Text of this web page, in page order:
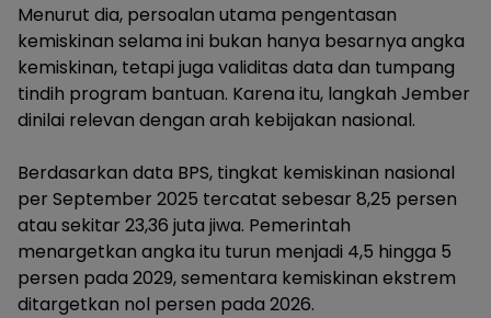
Menurut dia, persoalan utama pengentasan
kemiskinan selama ini bukan hanya besarnya angka
kemiskinan, tetapi juga validitas data dan tumpang
tindih program bantuan. Karena itu, langkah Jember
dinilai relevan dengan arah kebijakan nasional.
Berdasarkan data BPS, tingkat kemiskinan nasional
per September 2025 tercatat sebesar 8,25 persen
atau sekitar 23,36 juta jiwa. Pemerintah
menargetkan angka itu turun menjadi 4,5 hingga 5
persen pada 2029, sementara kemiskinan ekstrem
ditargetkan nol persen pada 2026.